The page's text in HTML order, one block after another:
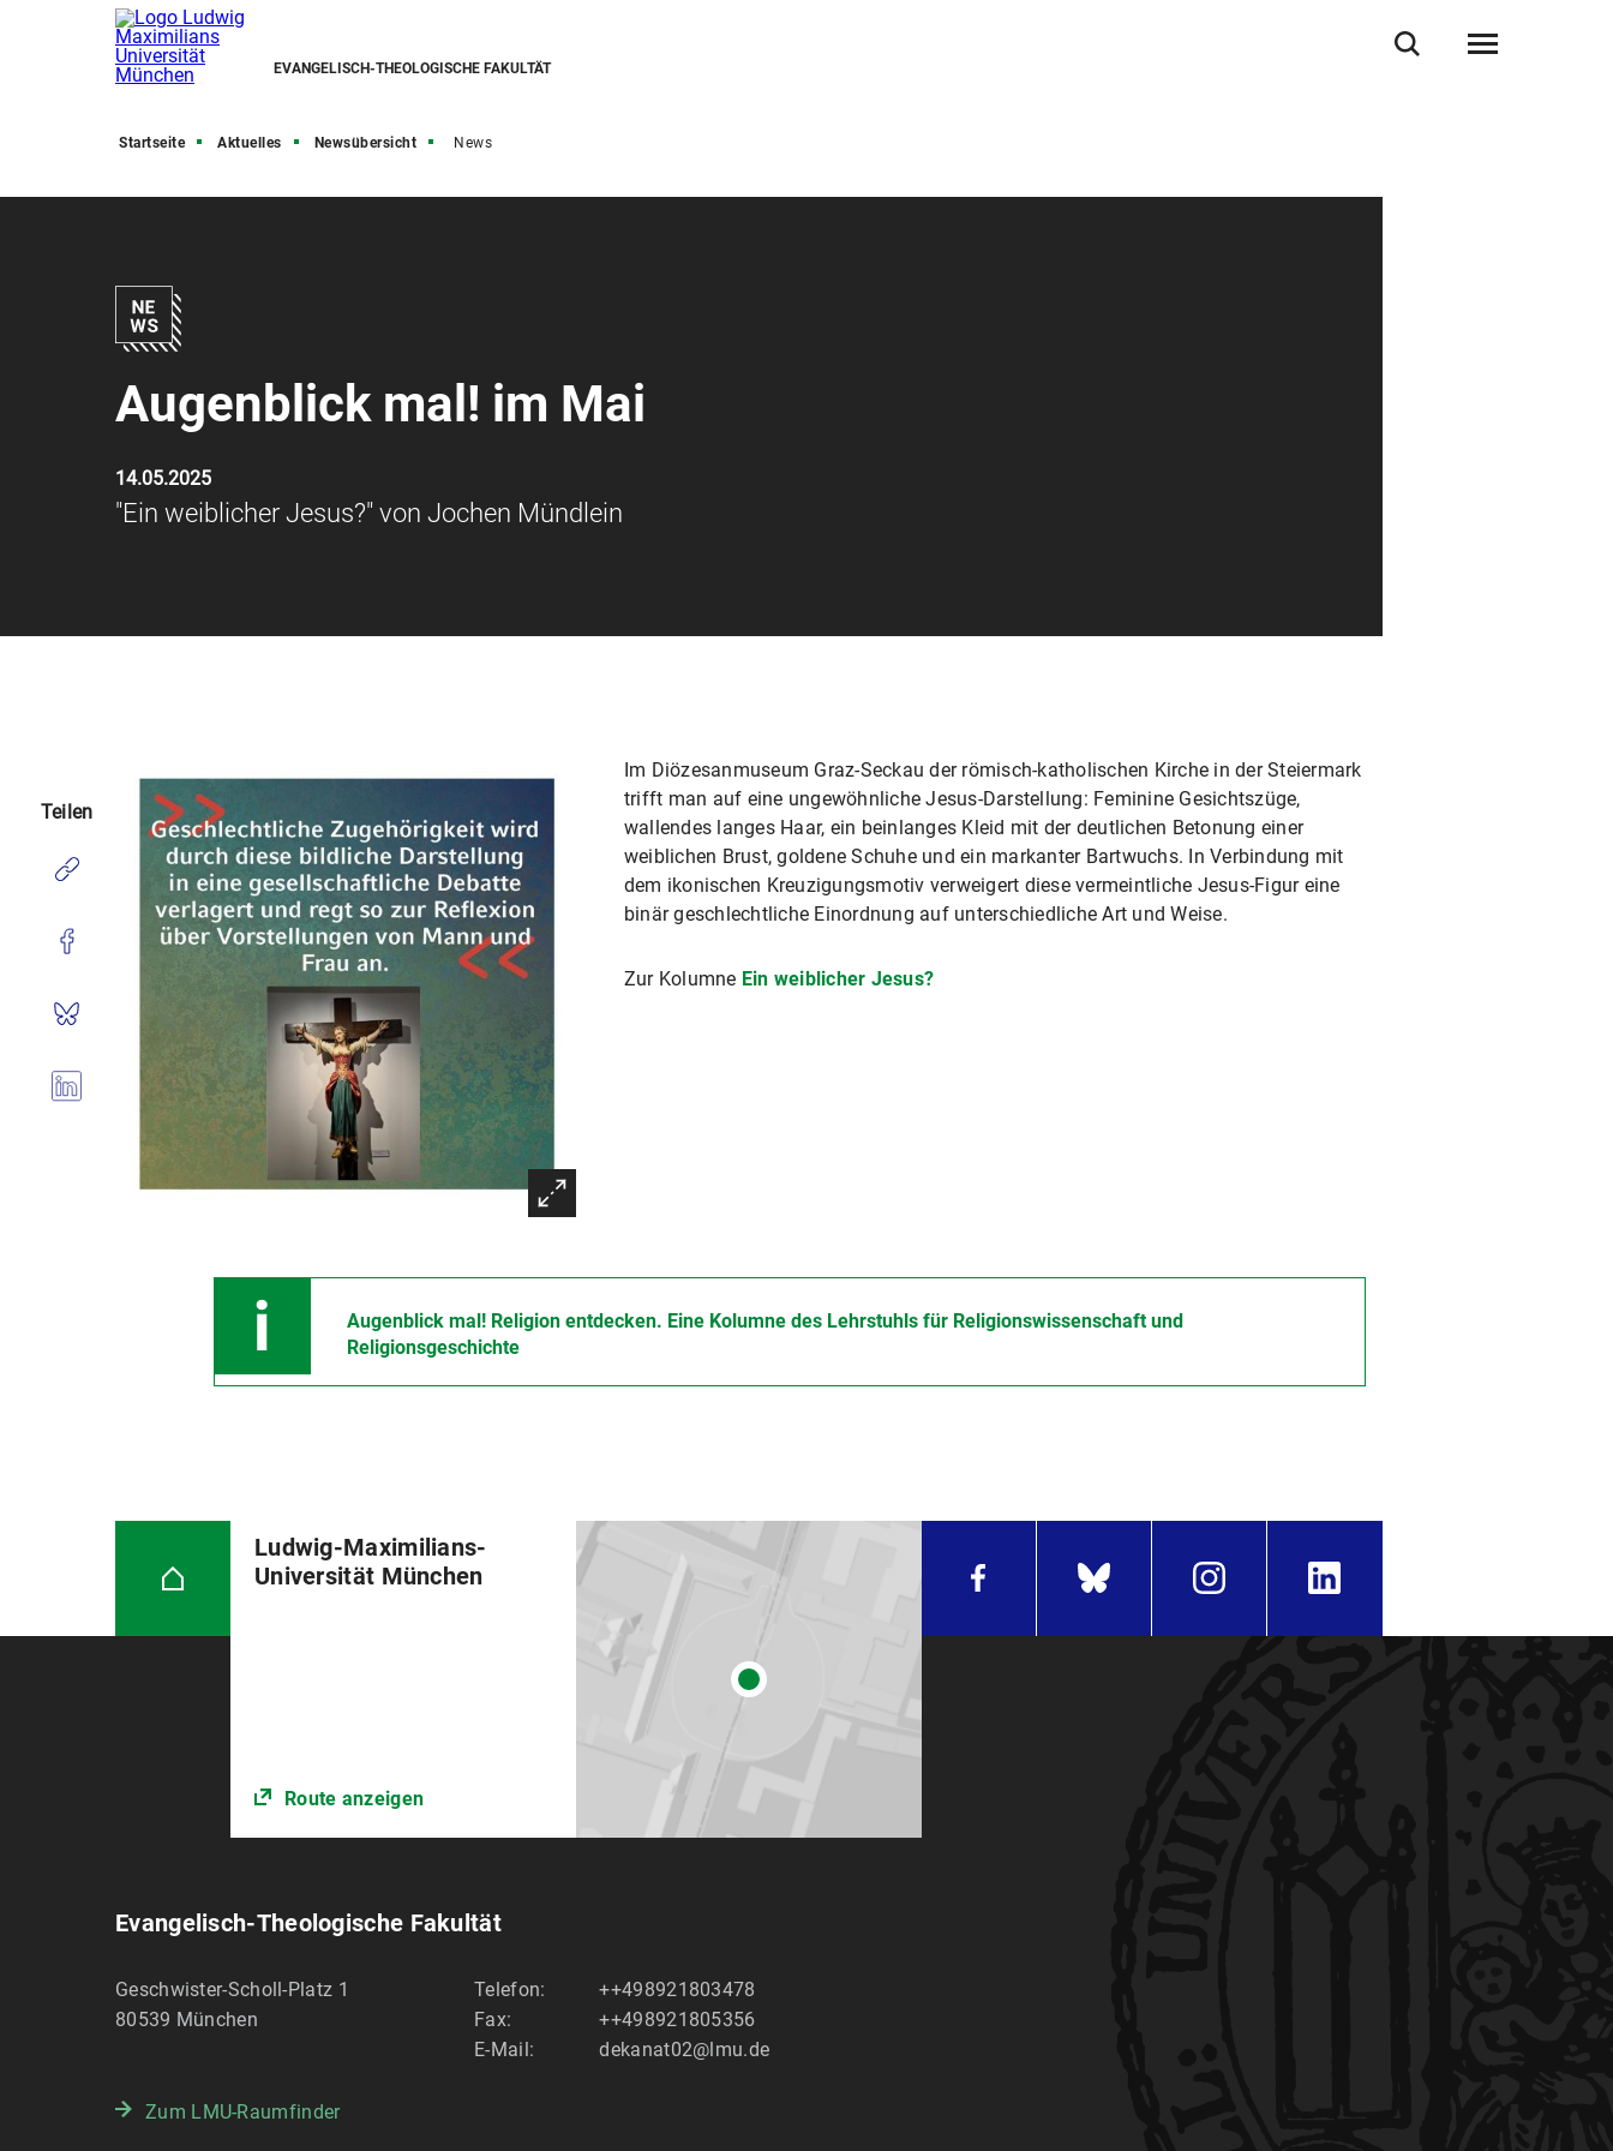
EVANGELISCH-THEOLOGISCHE FAKULTÄT
Startseite Aktuelles Newsübersicht News
Augenblick mal! im Mai
14.05.2025
"Ein weiblicher Jesus?" von Jochen Mündlein
Im Diözesanmuseum Graz-Seckau der römisch-katholischen Kirche in der Steiermark
trifft man auf eine ungewöhnliche Jesus-Darstellung: Feminine Gesichtszüge,
wallendes langes Haar, ein beinlanges Kleid mit der deutlichen Betonung einer
weiblichen Brust, goldene Schuhe und ein markanter Bartwuchs. In Verbindung mit
dem ikonischen Kreuzigungsmotiv verweigert diese vermeintliche Jesus-Figur eine
binär geschlechtliche Einordnung auf unterschiedliche Art und Weise.
Zur Kolumne Ein weiblicher Jesus?
Augenblick mal! Religion entdecken. Eine Kolumne des Lehrstuhls für Religionswissenschaft und
Religionsgeschichte
Teilen
Ludwig-Maximilians-
Universität München
Route anzeigen
Evangelisch-Theologische Fakultät
Geschwister-Scholl-Platz 1
80539 München
Telefon:
++498921803478
Fax:
++498921805356
E-Mail:
dekanat02@lmu.de
Zum LMU-Raumfinder